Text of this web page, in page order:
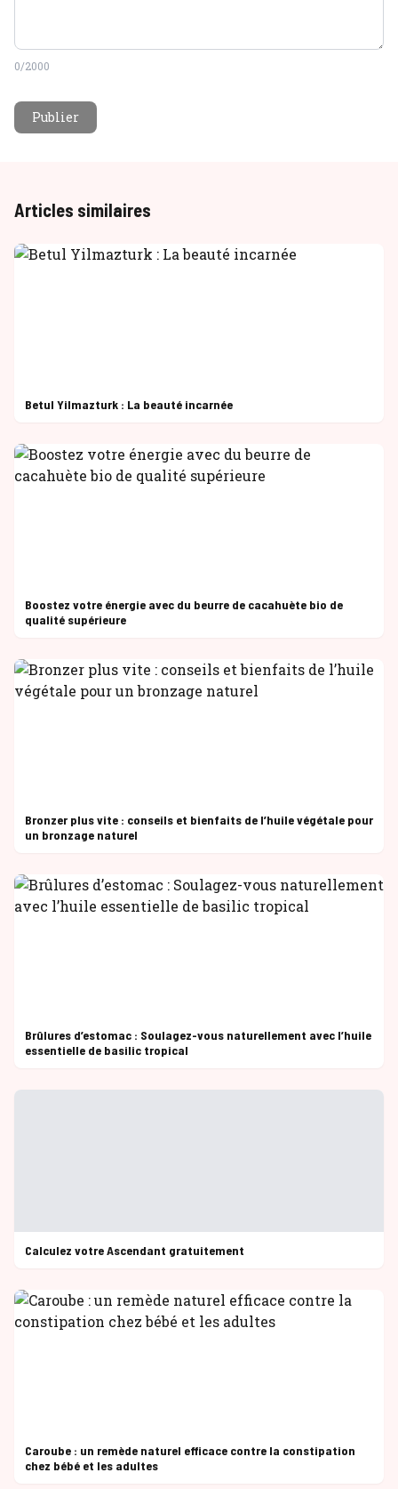
0/2000
Publier
Articles similaires
Betul Yilmazturk : La beauté incarnée
Boostez votre énergie avec du beurre de cacahuète bio de
qualité supérieure
Bronzer plus vite : conseils et bienfaits de l’huile végétale pour
un bronzage naturel
Brûlures d’estomac : Soulagez-vous naturellement avec l’huile
essentielle de basilic tropical
Calculez votre Ascendant gratuitement
Caroube : un remède naturel efficace contre la constipation
chez bébé et les adultes